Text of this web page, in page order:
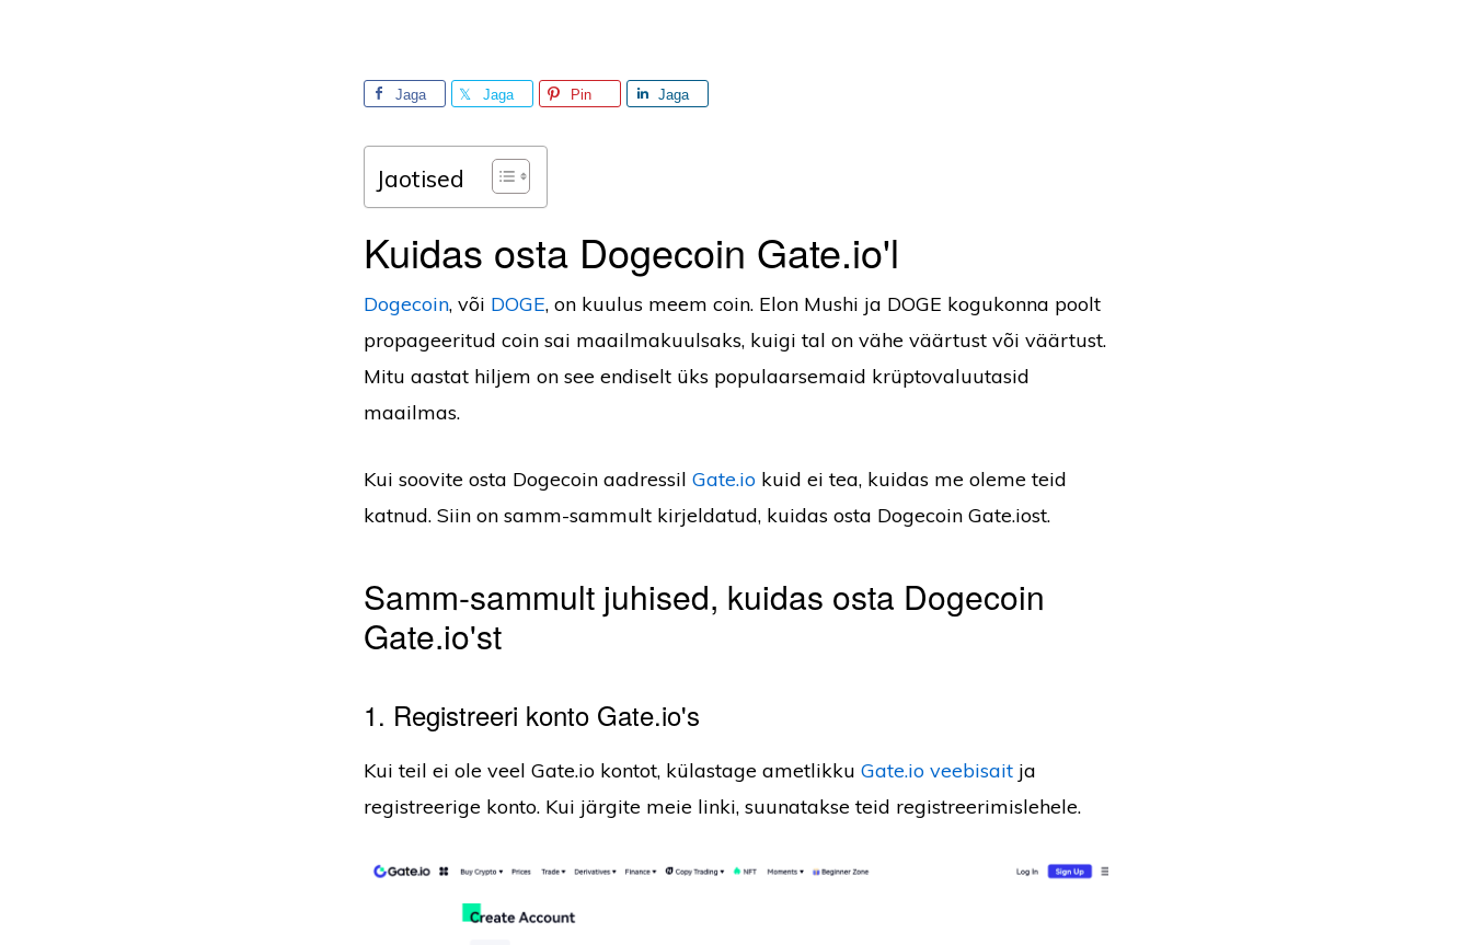
Jaga Jaga Pin Jaga
Jaotised
Kuidas osta Dogecoin Gate.io'l
Dogecoin, või DOGE, on kuulus meem coin. Elon Mushi ja DOGE kogukonna poolt
propageeritud coin sai maailmakuulsaks, kuigi tal on vähe väärtust või väärtust.
Mitu aastat hiljem on see endiselt üks populaarsemaid krüptovaluutasid
maailmas.
Kui soovite osta Dogecoin aadressil Gate.io kuid ei tea, kuidas me oleme teid
katnud. Siin on samm-sammult kirjeldatud, kuidas osta Dogecoin Gate.iost.
Samm-sammult juhised, kuidas osta Dogecoin
Gate.io'st
1. Registreeri konto Gate.io's
Kui teil ei ole veel Gate.io kontot, külastage ametlikku Gate.io veebisait ja
registreerige konto. Kui järgite meie linki, suunatakse teid registreerimislehele.